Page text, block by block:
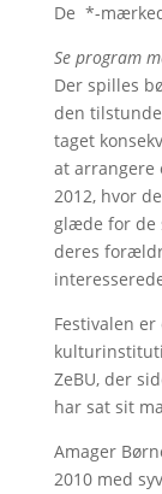
De *-
Se program
Der spilles
den
taget
at arrangere
2012, hvor
glæde for de
deres
Festivalen
ZeBU, der
har sat sit
Amager
2010 med